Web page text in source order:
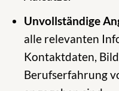
Unvollständige
alle relevanten
Kontaktdaten,
Berufserfahrung